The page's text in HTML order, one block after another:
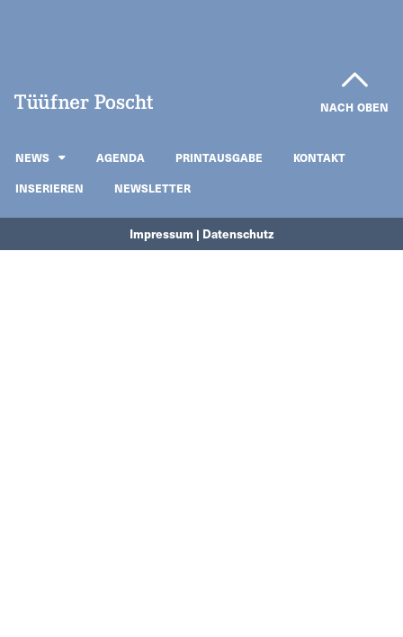
NACH OBEN
NEWS AGENDA PRINTAUSGABE
KONTAKT
INSERIEREN
NEWSLETTER
Impressum | Datenschutz